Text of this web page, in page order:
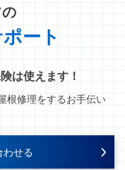
の
ート
は使えます！
根修理をするお手伝い
わせる